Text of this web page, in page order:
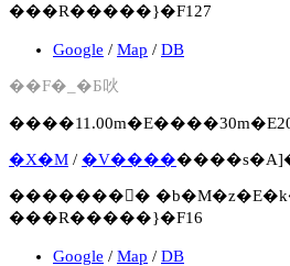
���R�����}�F127
Google / Map / DB
��F�_�Б吙
�X�M / �V����
�������񍐏�
���R�����}�F16
Google / Map / DB